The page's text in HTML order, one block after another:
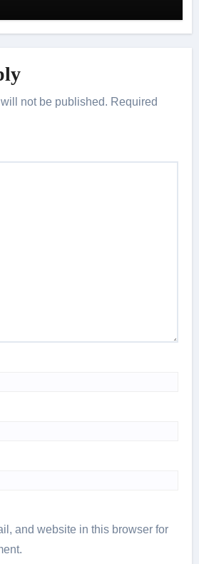
not be published. Required
and website in this browser for